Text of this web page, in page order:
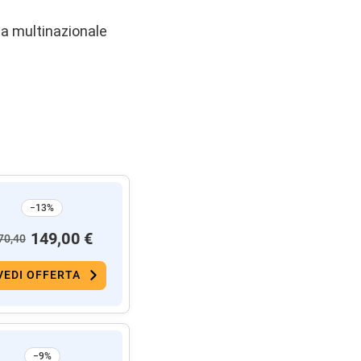
multinazionale
−13%
149,00 €
OFFERTA
−9%